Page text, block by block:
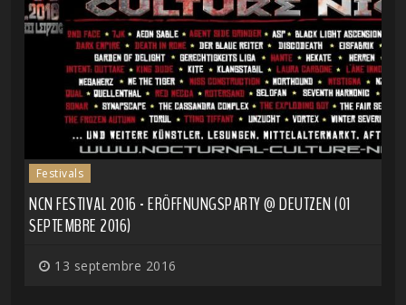
Festivals
NCN FESTIVAL 2016 - ERÖFFNUNGSPARTY @ DEUTZEN (01
SEPTEMBRE 2016)
13 septembre 2016